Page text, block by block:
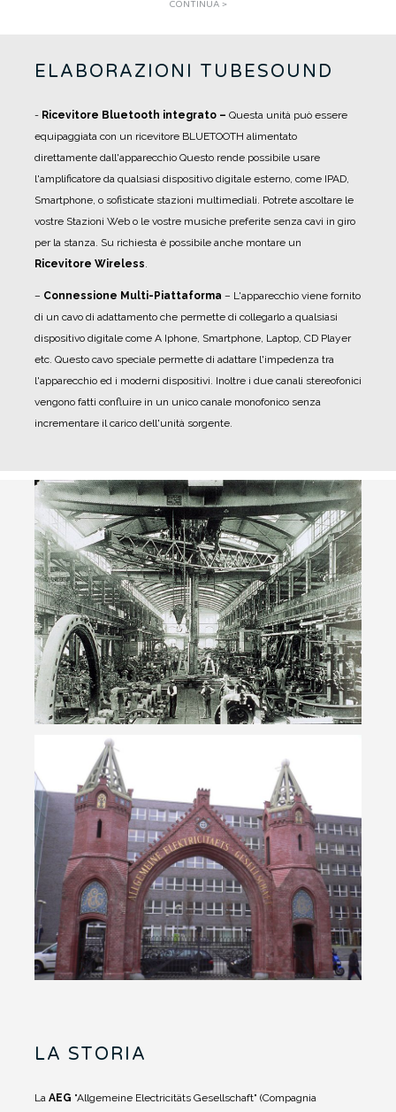
CONTINUA >
ELABORAZIONI TUBESOUND
- Ricevitore Bluetooth integrato – Questa unità può essere
equipaggiata con un ricevitore BLUETOOTH alimentato
direttamente dall'apparecchio Questo rende possibile usare
l'amplificatore da qualsiasi dispositivo digitale esterno, come IPAD,
Smartphone, o sofisticate stazioni multimediali. Potrete ascoltare le
vostre Stazioni Web o le vostre musiche preferite senza cavi in giro
per la stanza. Su richiesta è possibile anche montare un
Ricevitore Wireless.
– Connessione Multi-Piattaforma – L'apparecchio viene fornito
di un cavo di adattamento che permette di collegarlo a qualsiasi
dispositivo digitale come A Iphone, Smartphone, Laptop, CD Player
etc. Questo cavo speciale permette di adattare l'impedenza tra
l'apparecchio ed i moderni dispositivi. Inoltre i due canali stereofonici
vengono fatti confluire in un unico canale monofonico senza
incrementare il carico dell'unità sorgente.
LA STORIA
La AEG "Allgemeine Electricitäts Gesellschaft" (Compagnia